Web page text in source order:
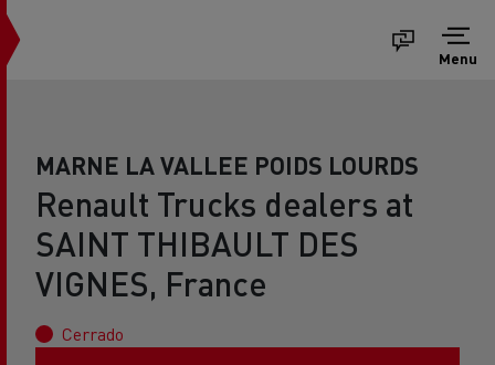
Menu
MARNE LA VALLEE POIDS LOURDS
Renault Trucks dealers at
SAINT THIBAULT DES
VIGNES, France
Cerrado